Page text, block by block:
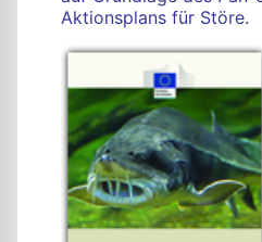
Aktionsplans für Störe.